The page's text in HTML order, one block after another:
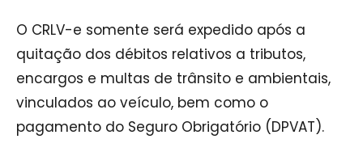
O CRLV-e somente será expedido após a
quitação dos débitos relativos a tributos,
encargos e multas de trânsito e ambientais,
vinculados ao veículo, bem como o
pagamento do Seguro Obrigatório (DPVAT).